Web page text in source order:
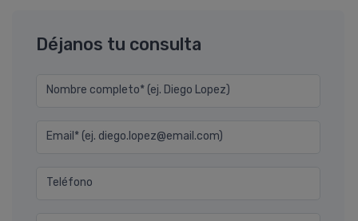
Déjanos tu consulta
Nombre completo* (ej. Diego Lopez)
Email* (ej. diego.lopez@email.com)
Teléfono